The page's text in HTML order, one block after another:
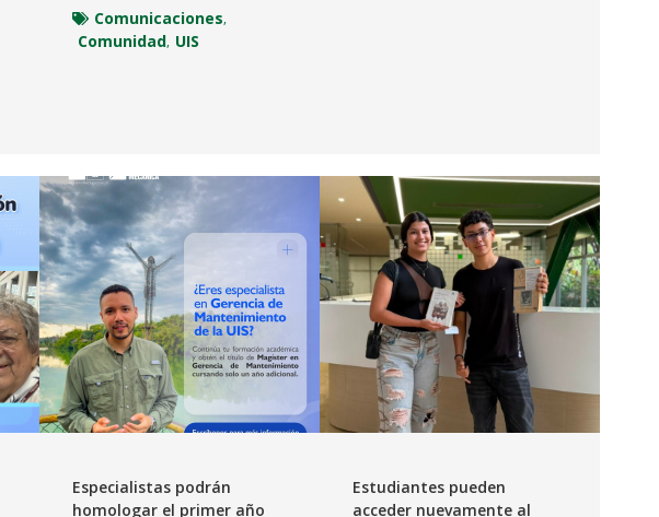
Comunicaciones,
Comunidad, UIS
Especialistas podrán
homologar el primer año
Estudiantes pueden
acceder nuevamente al